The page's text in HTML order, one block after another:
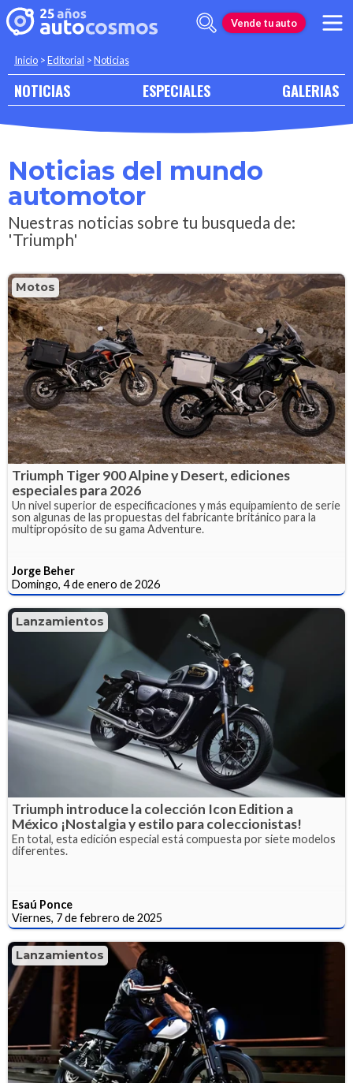
Vende tu auto
Inicio >Editorial >Noticias
NOTICIAS ESPECIALES GALERIAS
Noticias del mundo
automotor
Nuestras noticias sobre tu busqueda de:
'Triumph'
Motos
Triumph Tiger 900 Alpine y Desert, ediciones
especiales para 2026
Un nivel superior de especificaciones y más equipamiento de serie
son algunas de las propuestas del fabricante británico para la
multipropósito de su gama Adventure.
Jorge Beher
Domingo, 4 de enero de 2026
Lanzamientos
Triumph introduce la colección Icon Edition a
México ¡Nostalgia y estilo para coleccionistas!
En total, esta edición especial está compuesta por siete modelos
diferentes.
Esaú Ponce
Viernes, 7 de febrero de 2025
Lanzamientos